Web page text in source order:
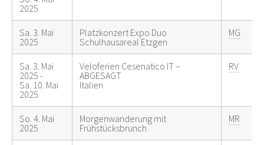
2025
Sa. 3. Mai
2025
Platzkonzert Expo Duo
Schulhausareal Etzgen
MG
Sa. 3. Mai
2025 -
Sa. 10. Mai
2025
Veloferien Cesenatico IT –
ABGESAGT
Italien
RV
So. 4. Mai
2025
Morgenwanderung mit
Frühstücksbrunch
MR